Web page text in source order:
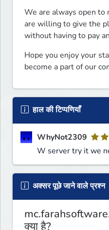
We are always open to
are willing to give the
without having to pay
Hope you enjoy your
become a part of our
हाल की टिप्पणियाँ
WhyNot2309
W server try it we
अक्सर पूछे जाने वाले प्रश्न
क्या है?